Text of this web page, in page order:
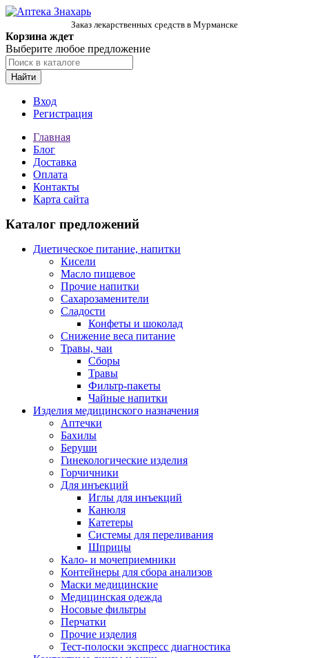
Заказ лекарственных средств в Мурманске
Корзина ждет
Выберите любое предложение
Найти
Вход
Регистрация
Главная
Блог
Доставка
Оплата
Контакты
Карта сайта
Каталог предложений
Диетическое питание, напитки
Кисели
Масло пищевое
Прочие напитки
Сахарозаменители
Сладости
Конфеты и шоколад
Снижение веса питание
Травы, чаи
Сборы
Травы
Фильтр-пакеты
Чайные напитки
Изделия медицинского назначения
Аптечки
Бахилы
Беруши
Гинекологические изделия
Горчичники
Для инъекций
Иглы для инъекций
Канюля
Катетеры
Системы для переливания
Шприцы
Кало- и мочеприемники
Контейнеры для сбора анализов
Маски медицинские
Медицинская одежда
Носовые фильтры
Перчатки
Прочие изделия
Тест-полоски экспресс диагностика